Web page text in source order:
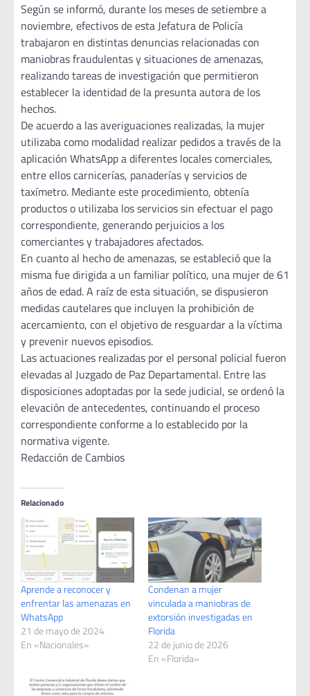
Según se informó, durante los meses de setiembre a
noviembre, efectivos de esta Jefatura de Policía
trabajaron en distintas denuncias relacionadas con
maniobras fraudulentas y situaciones de amenazas,
realizando tareas de investigación que permitieron
establecer la identidad de la presunta autora de los
hechos.
De acuerdo a las averiguaciones realizadas, la mujer
utilizaba como modalidad realizar pedidos a través de la
aplicación WhatsApp a diferentes locales comerciales,
entre ellos carnicerías, panaderías y servicios de
taxímetro. Mediante este procedimiento, obtenía
productos o utilizaba los servicios sin efectuar el pago
correspondiente, generando perjuicios a los
comerciantes y trabajadores afectados.
En cuanto al hecho de amenazas, se estableció que la
misma fue dirigida a un familiar político, una mujer de 61
años de edad. A raíz de esta situación, se dispusieron
medidas cautelares que incluyen la prohibición de
acercamiento, con el objetivo de resguardar a la víctima
y prevenir nuevos episodios.
Las actuaciones realizadas por el personal policial fueron
elevadas al Juzgado de Paz Departamental. Entre las
disposiciones adoptadas por la sede judicial, se ordenó la
elevación de antecedentes, continuando el proceso
correspondiente conforme a lo establecido por la
normativa vigente.
Redacción de Cambios
Relacionado
Aprende a reconocer y
enfrentar las amenazas en
WhatsApp
21 de mayo de 2024
En «Nacionales»
Condenan a mujer
vinculada a maniobras de
extorsión investigadas en
Florida
22 de junio de 2026
En «Florida»